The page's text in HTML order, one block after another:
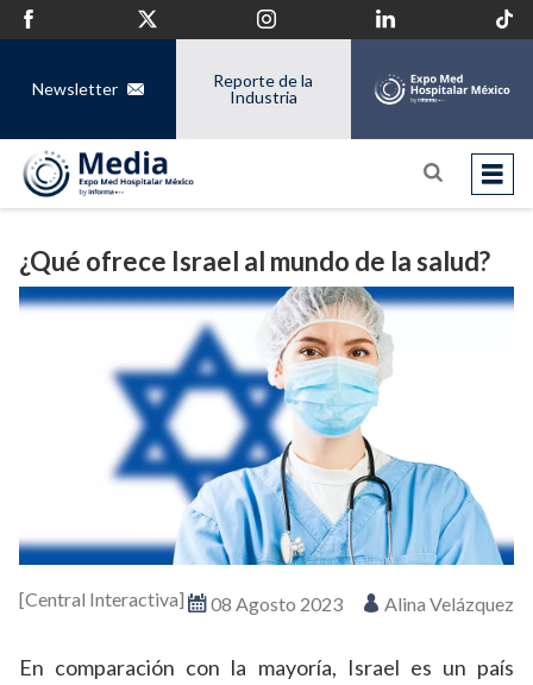
Newsletter
Reporte de la
Industria
¿Qué ofrece Israel al mundo de la salud?
08 Agosto 2023 Alina Velázquez
[Central Interactiva]
En comparación con la mayoría, Israel es un país